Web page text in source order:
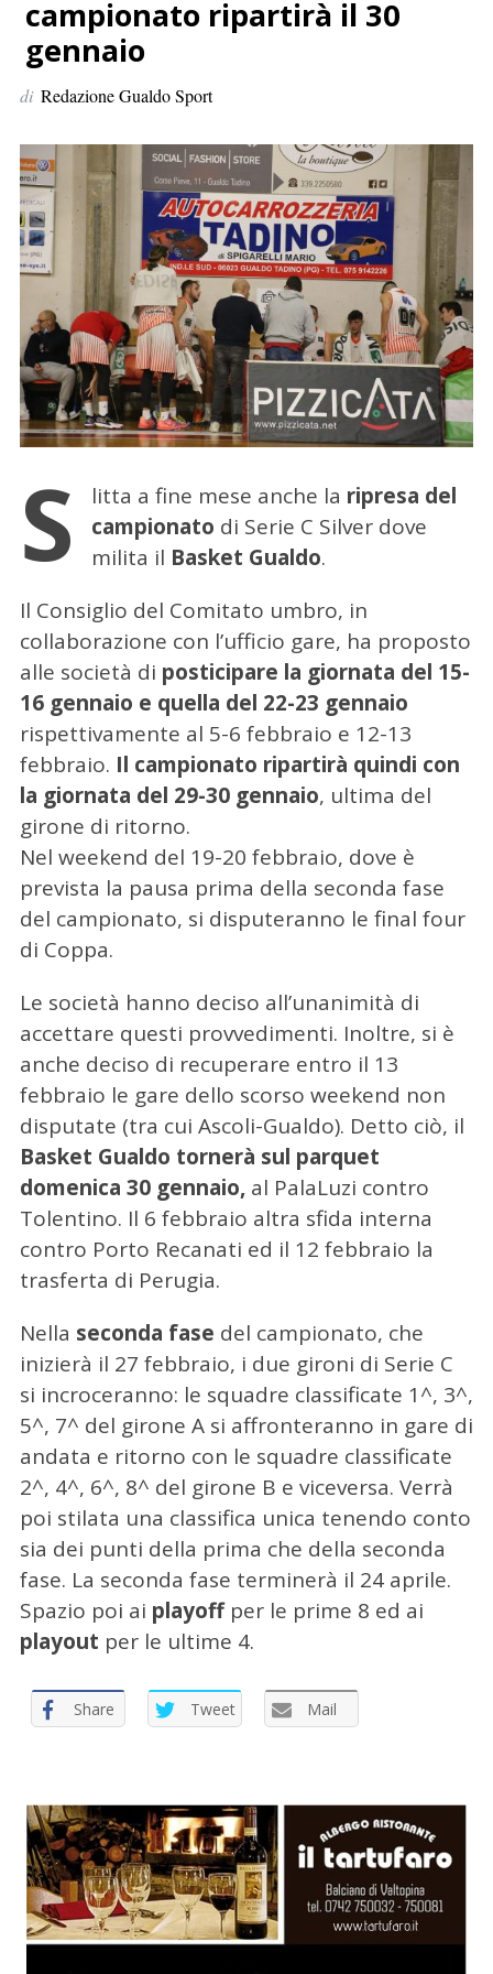
e
r
:
campionato ripartirà il 30
gennaio
di Redazione Gualdo Sport
S litta a fine mese anche la ripresa del
campionato di Serie C Silver dove
milita il Basket Gualdo.
Il Consiglio del Comitato umbro, in
collaborazione con l’ufficio gare, ha proposto
alle società di posticipare la giornata del 15-
16 gennaio e quella del 22-23 gennaio
rispettivamente al 5-6 febbraio e 12-13
febbraio. Il campionato ripartirà quindi con
la giornata del 29-30 gennaio, ultima del
girone di ritorno.
Nel weekend del 19-20 febbraio, dove è
prevista la pausa prima della seconda fase
del campionato, si disputeranno le final four
di Coppa.
Le società hanno deciso all’unanimità di
accettare questi provvedimenti. Inoltre, si è
anche deciso di recuperare entro il 13
febbraio le gare dello scorso weekend non
disputate (tra cui Ascoli-Gualdo). Detto ciò, il
Basket Gualdo tornerà sul parquet
domenica 30 gennaio,al PalaLuzi contro
Tolentino. Il 6 febbraio altra sfida interna
contro Porto Recanati ed il 12 febbraio la
trasferta di Perugia.
Nella seconda fase del campionato, che
inizierà il 27 febbraio, i due gironi di Serie C
si incroceranno: le squadre classificate 1^, 3^,
5^, 7^ del girone A si affronteranno in gare di
andata e ritorno con le squadre classificate
2^, 4^, 6^, 8^ del girone B e viceversa. Verrà
poi stilata una classifica unica tenendo conto
sia dei punti della prima che della seconda
fase. La seconda fase terminerà il 24 aprile.
Spazio poi ai playoffper le prime 8 ed ai
playout per le ultime 4.
Share Tweet Mail
C
r
c
r
: